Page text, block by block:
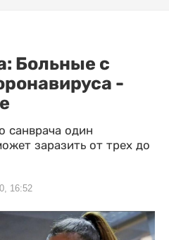
Больные с
-
санврача один
заразить от трех до
16:52